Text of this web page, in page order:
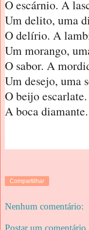
O escárnio. A
Um delito, uma
O delírio. A
Um morango,
O sabor. A
Um desejo, uma
O beijo escarlate.
A boca diamante.
Compartilhar
Nenhum comentário:
Postar um comentário